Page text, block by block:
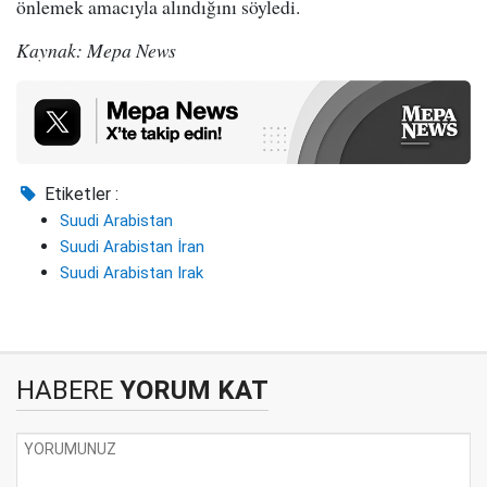
önlemek amacıyla alındığını söyledi.
Kaynak: Mepa News
Etiketler :
Suudi Arabistan
Suudi Arabistan İran
Suudi Arabistan Irak
HABERE YORUM KAT